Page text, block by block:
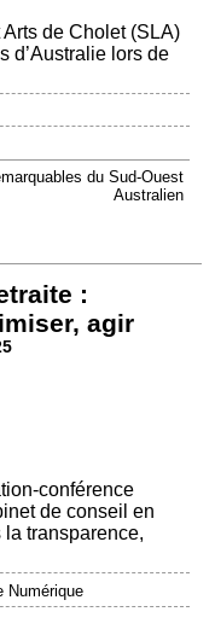
de Cholet (SLA)
d’Australie lors de
du Sud-Ouest
Australien
:
agir
conférence
de conseil en
transparence,
Numérique